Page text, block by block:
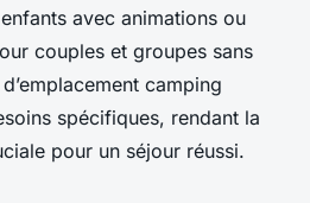
avec animations ou
couples et groupes sans
camping
spécifiques, rendant la
pour un séjour réussi.